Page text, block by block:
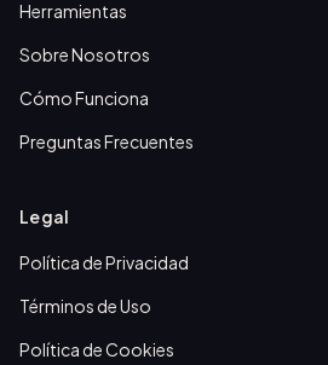
Herramientas
Sobre Nosotros
Cómo Funciona
Preguntas Frecuentes
Legal
Política de Privacidad
Términos de Uso
Política de Cookies